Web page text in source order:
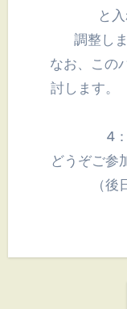
と
調整し
なお、この
討します。
4
どうぞご参
（